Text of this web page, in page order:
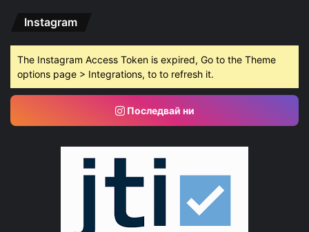
Instagram
The Instagram Access Token is expired, Go to the Theme
options page > Integrations, to to refresh it.
Последвай ни